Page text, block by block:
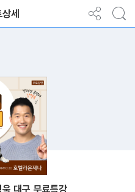
상세
대구 무료특강